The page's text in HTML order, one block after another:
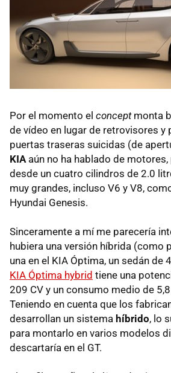
Por el momento el conceptmonta
de vídeo en lugar de retrovisores y
puertas traseras suicidas (de
KIA aún no ha hablado de
desde un cuatro cilindros de 2.0
muy grandes, incluso V6 y V8,
Hyundai Genesis.
Sinceramente a mí me parecería
hubiera una versión híbrida (como
una en el KIA Óptima, un sedán de
KIA Óptima hybrid tiene una
209 CV y un consumo medio de
Teniendo en cuenta que los
desarrollan un sistema híbrido, lo
para montarlo en varios modelos
descartaría en el GT.